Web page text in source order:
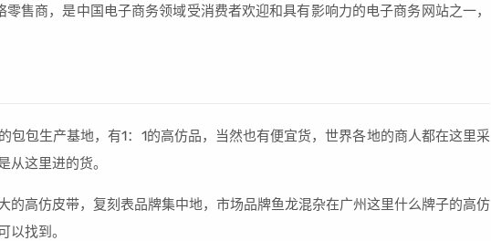
售商，是中国电子商务领域受消费者欢迎和具有影响力的电子商务网站之一，
包包生产基地，有1：1的高仿品，当然也有便宜货，世界各地的商人都在这里采
从这里进的货。
的高仿皮带，复刻表品牌集中地，市场品牌鱼龙混杂在广州这里什么牌子的高仿
以找到。